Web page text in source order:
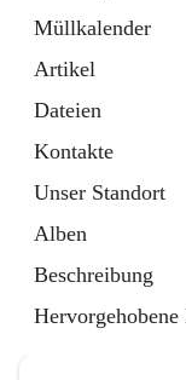
Müllkalender
Artikel
Dateien
Kontakte
Unser Standort
Alben
Beschreibung